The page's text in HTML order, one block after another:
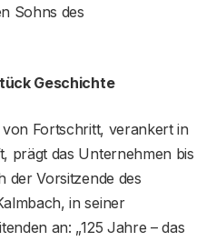
Sohns des
Geschichte
Fortschritt, verankert in
prägt das Unternehmen bis
der Vorsitzende des
in seiner
an: „125 Jahre – das